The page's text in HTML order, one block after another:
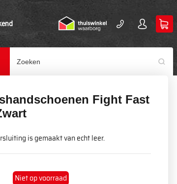
Fight Fast
is gemaakt van echt leer.
Niet op voorraad